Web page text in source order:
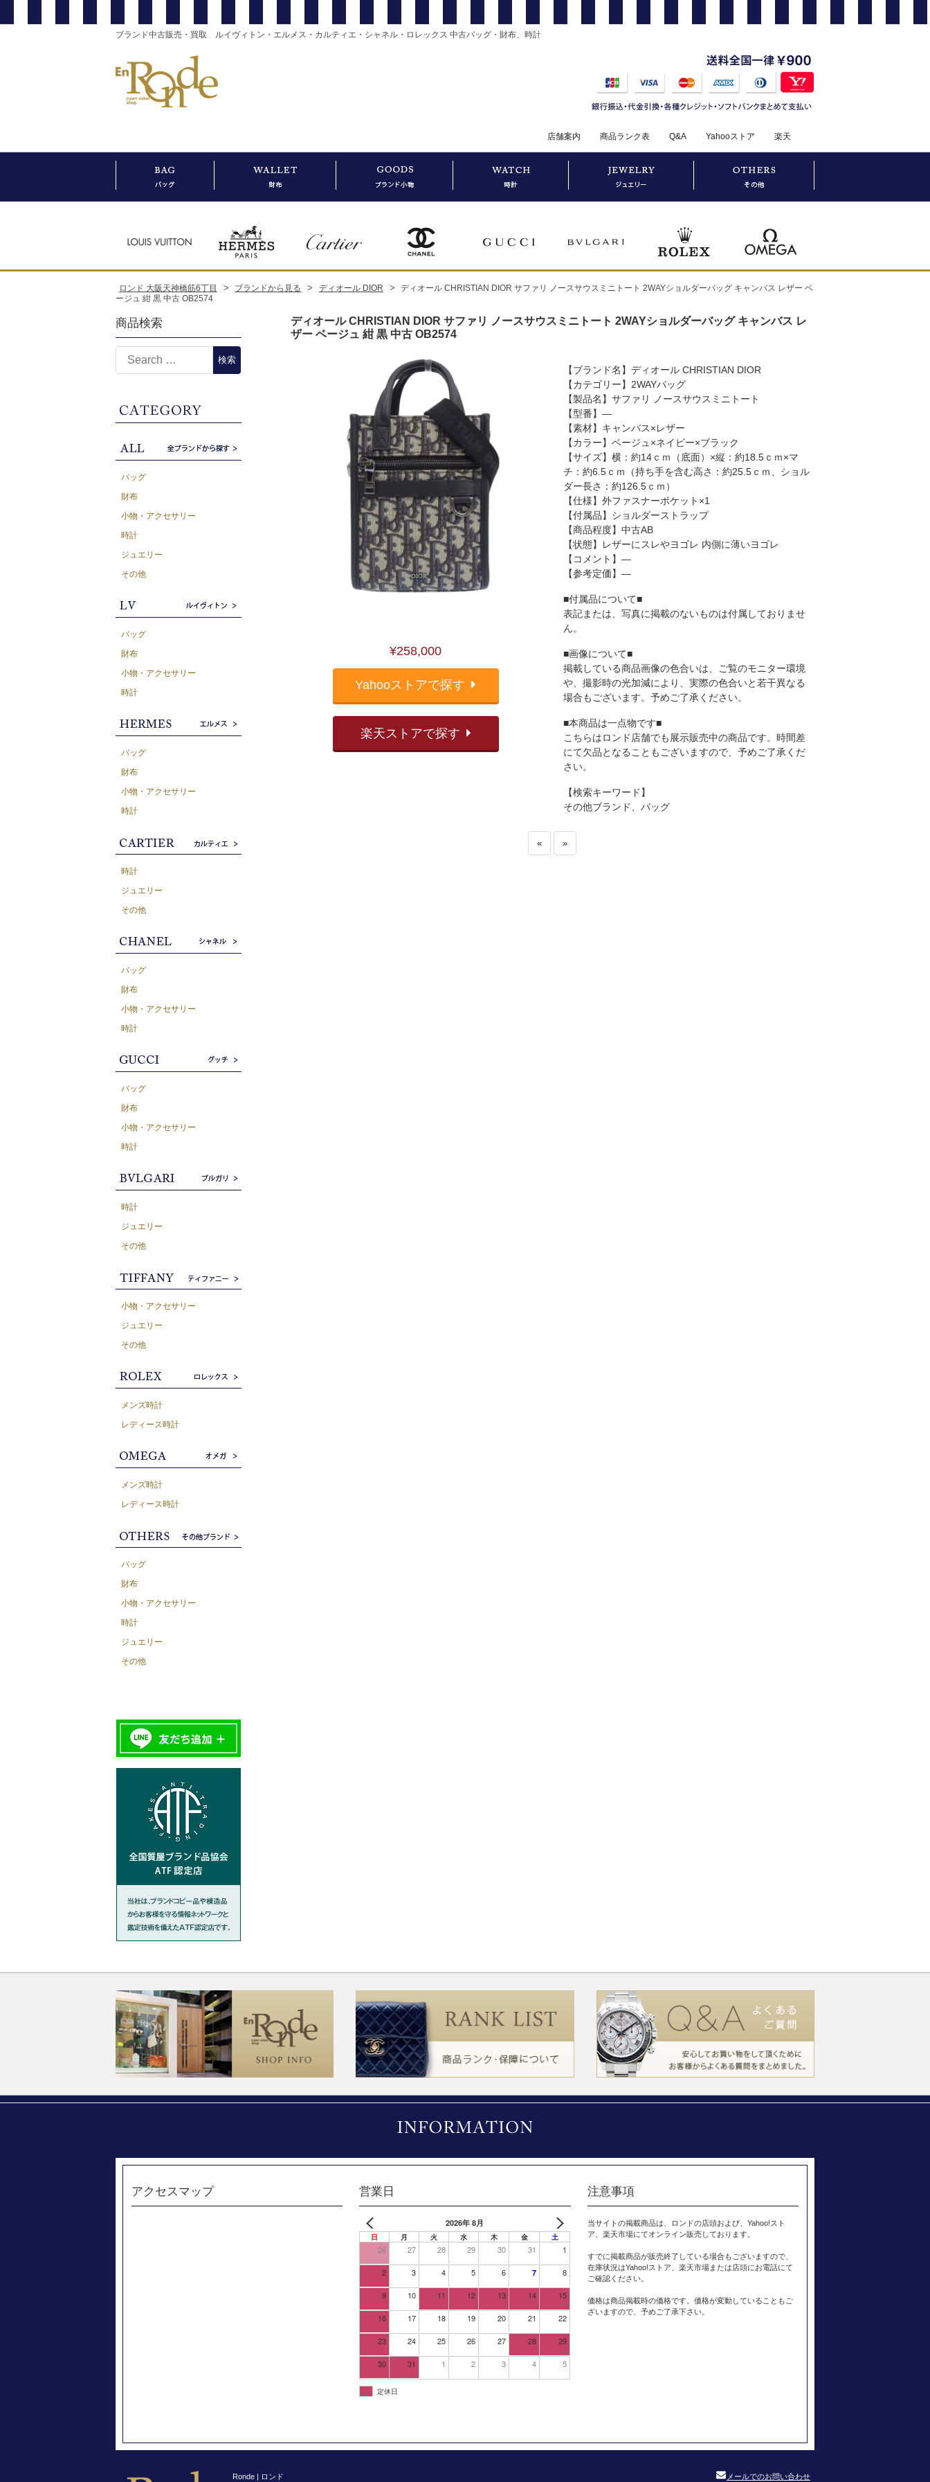
ブランド中古販売・買取 ルイヴィトン・エルメス・カルティエ・シャネル・ロレックス 中古バッグ・財布、時計
店舗案内 商品ランク表 Q&A Yahooストア 楽天
ロンド 大阪天神橋筋6丁目 > ブランドから見る > ディオール DIOR >
ディオール CHRISTIAN DIOR サファリ ノースサウスミニトート 2WAYショルダーバッグ キャンバス レザー ベ
ージュ 紺 黒 中古 OB2574
ディオール CHRISTIAN DIOR サファリ ノースサウスミニトート 2WAYショルダーバッグ キャンバス レ
ザー ベージュ 紺 黒 中古 OB2574
¥258,000
Yahooストアで探す
楽天ストアで探す
【ブランド名】ディオール CHRISTIAN DIOR
【カテゴリー】2WAYバッグ
【製品名】サファリ ノースサウスミニトート
【型番】―
【素材】キャンバス×レザー
【カラー】ベージュ×ネイビー×ブラック
【サイズ】横：約14ｃｍ（底面）×縦：約18.5ｃｍ×マ
チ：約6.5ｃｍ（持ち手を含む高さ：約25.5ｃｍ、ショル
ダー長さ：約126.5ｃｍ）
【仕様】外ファスナーポケット×1
【付属品】ショルダーストラップ
【商品程度】中古AB
【状態】レザーにスレやヨゴレ 内側に薄いヨゴレ
【コメント】―
【参考定価】―
■付属品について■
表記または、写真に掲載のないものは付属しておりませ
ん。
■画像について■
掲載している商品画像の色合いは、ご覧のモニター環境
や、撮影時の光加減により、実際の色合いと若干異なる
場合もございます。予めご了承ください。
■本商品は一点物です■
こちらはロンド店舗でも展示販売中の商品です。時間差
にて欠品となることもございますので、予めご了承くだ
さい。
【検索キーワード】
その他ブランド、バッグ
« »
商品検索
バッグ
財布
小物・アクセサリー
時計
ジュエリー
その他
バッグ
財布
小物・アクセサリー
時計
バッグ
財布
小物・アクセサリー
時計
時計
ジュエリー
その他
バッグ
財布
小物・アクセサリー
時計
バッグ
財布
小物・アクセサリー
時計
時計
ジュエリー
その他
小物・アクセサリー
ジュエリー
その他
メンズ時計
レディース時計
メンズ時計
レディース時計
バッグ
財布
小物・アクセサリー
時計
ジュエリー
その他
アクセスマップ 営業日
2026年 8月
日 月 火 水 木 金 土
26 27 28 29 30 31 1
2 3 4 5 6 7 8
9 10 11 12 13 14 15
16 17 18 19 20 21 22
23 24 25 26 27 28 29
30 31 1 2 3 4 5
定休日
注意事項
当サイトの掲載商品は、ロンドの店頭および、Yahoo!スト
ア、楽天市場にてオンライン販売しております。
すでに掲載商品が販売終了している場合もございますので、
在庫状況はYahoo!ストア、楽天市場または店頭にお電話にて
ご確認ください。
価格は商品掲載時の価格です。価格が変動していることもご
ざいますので、予めご了承下さい。
Ronde | ロンド メールでのお問い合わせ